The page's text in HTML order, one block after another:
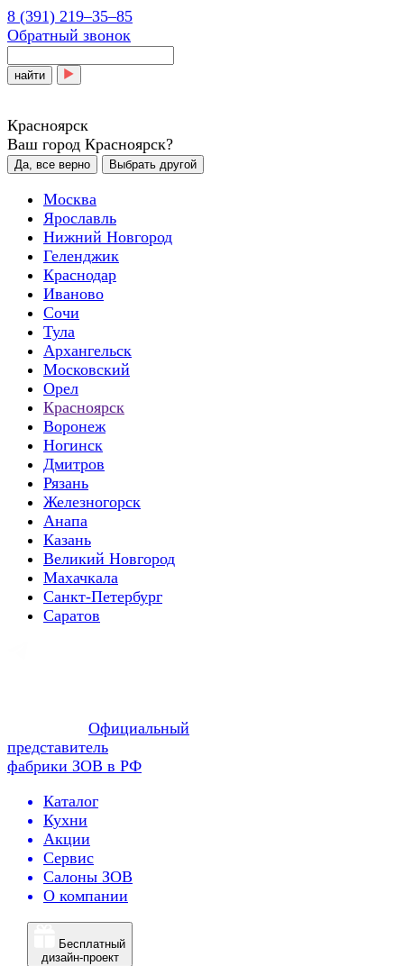
8 (391) 219‒35‒85
Обратный звонок
найти
Красноярск
Ваш город Красноярск?
Да, все верно Выбрать другой
Москва
Ярославль
Нижний Новгород
Геленджик
Краснодар
Иваново
Сочи
Тула
Архангельск
Московский
Орел
Красноярск
Воронеж
Ногинск
Дмитров
Рязань
Железногорск
Анапа
Казань
Великий Новгород
Махачкала
Санкт-Петербург
Саратов
Официальный
представитель
фабрики ЗОВ в РФ
Каталог
Кухни
Акции
Сервис
Салоны ЗОВ
О компании
Бесплатный
дизайн-проект